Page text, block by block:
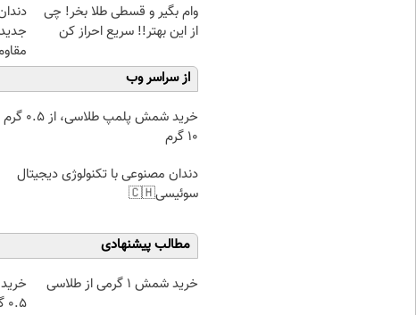
وام بگیر و قسطی طلا بخر! چی
از این بهتر!! سریع احراز کن
از سراسر وب
خرید شمش پلمپ طلاسی،
۱۰ گرم
دندان مصنوعی با تکنولوژی دیجیتال
سوئیسی🇨🇭
مطالب پیشنهادی
خرید شمش 1 گرمی از طلاسی
۰.۵ گرم تا ۱۰ گرم